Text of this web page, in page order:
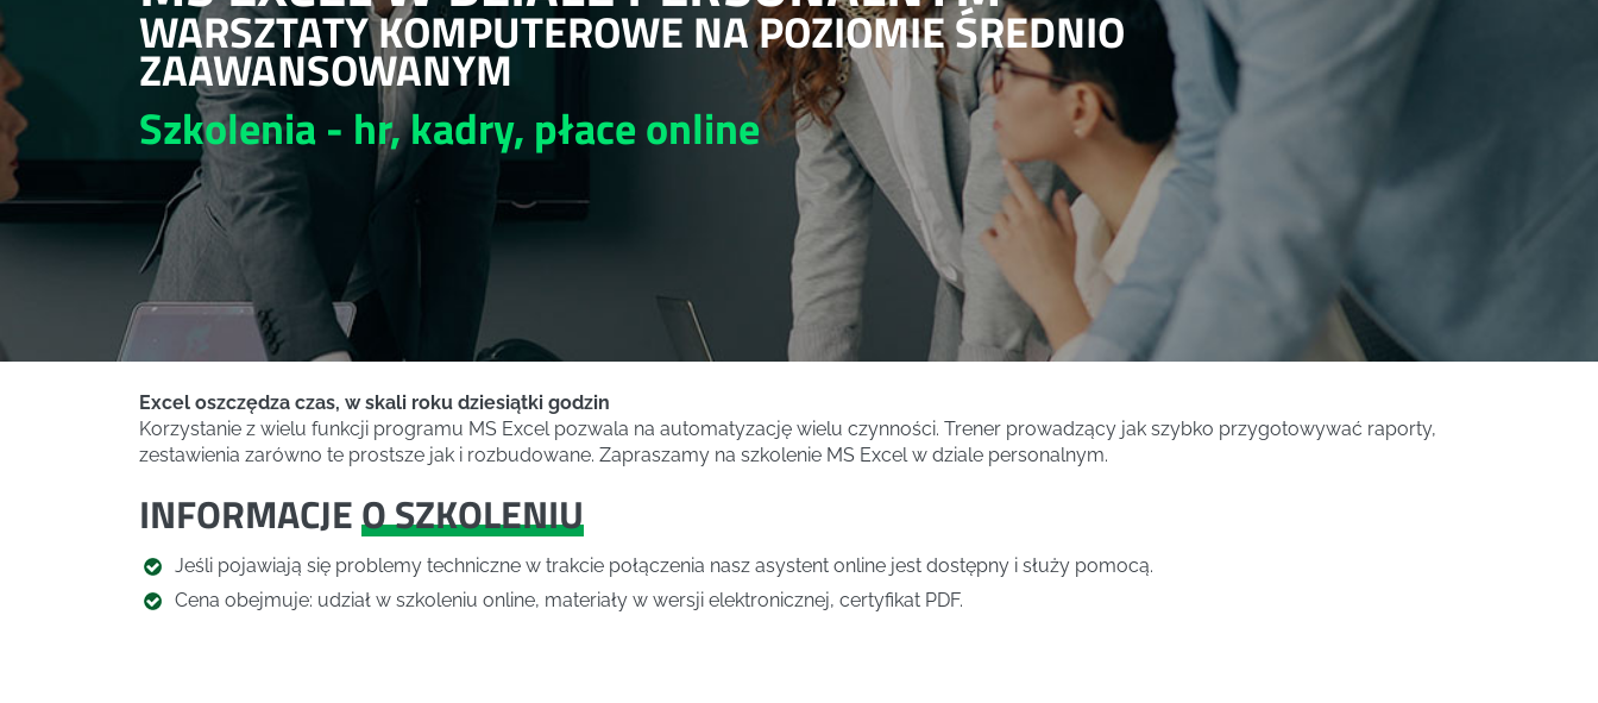
WARSZTATY KOMPUTEROWE NA POZIOMIE ŚREDNIO
ZAAWANSOWANYM
Szkolenia - hr, kadry, płaceonline
Excel oszczędza czas, w skali roku dziesiątki godzin
Korzystanie z wielu funkcji programu MS Excel pozwala na automatyzację wielu czynności. Trener prowadzący jak szybko przygotowywać raporty,
zestawienia zarówno te prostsze jak i rozbudowane. Zapraszamy na szkolenie MS Excel w dziale personalnym.
INFORMACJEO SZKOLENIU
Jeśli pojawiają się problemy techniczne w trakcie połączenia nasz asystent online jest dostępny i służy pomocą.
Cena obejmuje: udział w szkoleniu online, materiały w wersji elektronicznej, certyfikat PDF.